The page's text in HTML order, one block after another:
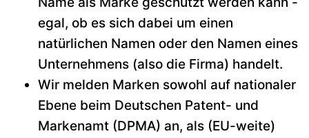
egal, ob es sich dabei um einen
natürlichen Namen oder den Namen eines
Unternehmens (also die Firma) handelt.
Wir melden Marken sowohl auf nationaler
Ebene beim Deutschen Patent- und
Markenamt (DPMA) an, als (EU-weite)